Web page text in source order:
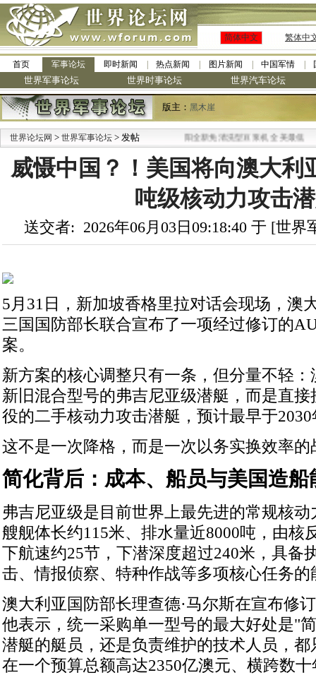
简体中文 繁体中
首页 军事论坛 即时新闻 热点新闻 图片新闻 中国军情
世界军事论坛 世界时事论坛 世界汽车论坛
版主： 黑木崖
世界论坛网 > 世界军事论坛 > 发帖 九阳全新免清洗型豆浆机 全美最低
威慑中国？！美国将向澳大利
吨级核动力攻击
送交者: 2026年06月03日09:18:40 于 [世
5月31日，新加坡香格里拉对话会现场，澳
三国国防部长联合宣布了一项经过修订的
案。
新方案的核心调整只有一条，但分量不轻
新旧混合型号的弗吉尼亚级潜艇，而是直
役的二手核动力攻击潜艇，预计最早于
这不是一次降格，而是一次以务实换效率的
简化背后：成本、船员与美国造
弗吉尼亚级是目前世界上最先进的常规核
艘舰体长约115米、排水量近8000吨，由核
下航速约25节，下潜深度超过240米，具备
击、情报侦察、特种作战等多项核心任务的
澳大利亚国防部长理查德·马尔斯在宣布修
他表示，统一采购单一型号的最大好处是"
潜艇的艇员，还是负责维护的技术人员，
在一个预算总额高达2350亿澳元、横跨数